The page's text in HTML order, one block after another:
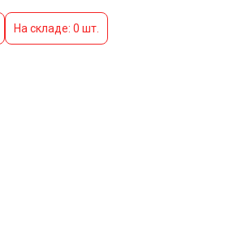
На складе: 0 шт.